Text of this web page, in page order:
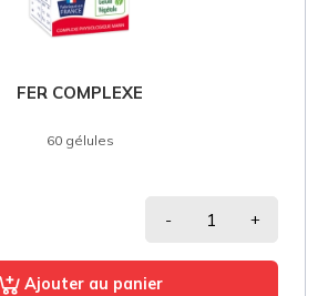
FER COMPLEXE
60 gélules
- +
Ajouter au panier